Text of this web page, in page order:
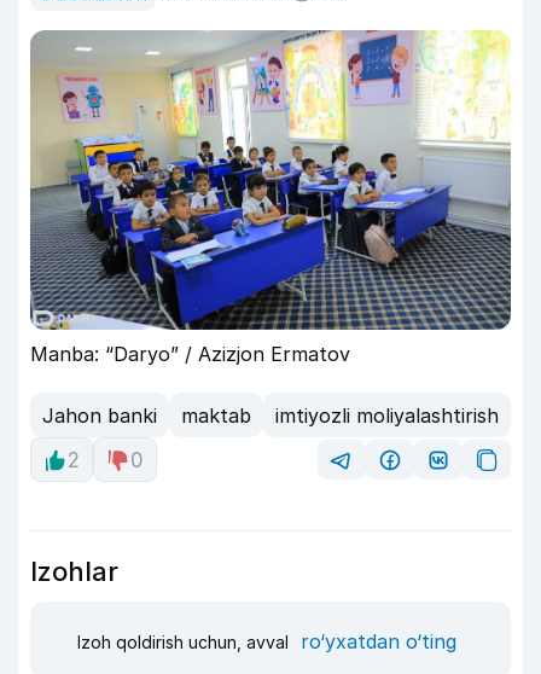
Manba: “Daryo” / Azizjon Ermatov
Jahon banki maktab
imtiyozli moliyalashtirish
2
0
Izohlar
Izoh qoldirish uchun, avval ro‘yxatdan o‘ting